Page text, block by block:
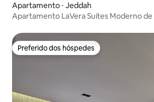
Apartamento ⋅ Jeddah
Apartamento LaVera Suites Moderno
Preferido dos hóspedes
Preferido dos hóspedes